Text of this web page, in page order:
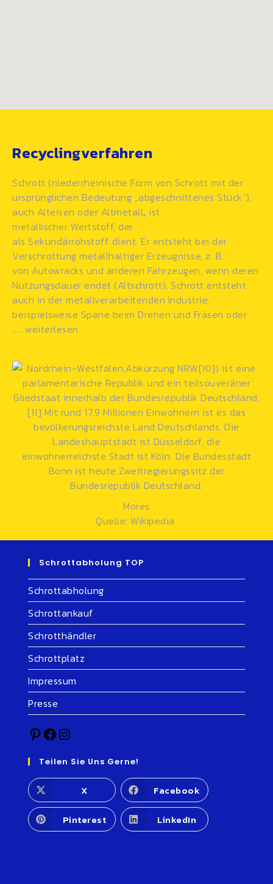
Recyclingverfahren
Schrott (niederrheinische Form von Schrott mit der
ursprünglichen Bedeutung „abgeschnittenes Stück“),
auch Alteisen oder Altmetall, ist
metallischer Wertstoff, der
als Sekundärrohstoff dient. Er entsteht bei der
Verschrottung metallhaltiger Erzeugnisse, z. B.
von Autowracks und anderen Fahrzeugen, wenn deren
Nutzungsdauer endet (Altschrott). Schrott entsteht
auch in der metallverarbeitenden Industrie,
beispielsweise Späne beim Drehen und Fräsen oder
….. weiterlesen
Mores
Quelle: Wikipedia
Schrottabholung TOP
Schrottabholung
Schrottankauf
Schrotthändler
Schrottplatz
Impressum
Presse
Teilen Sie Uns Gerne!
X Facebook
Pinterest LinkedIn